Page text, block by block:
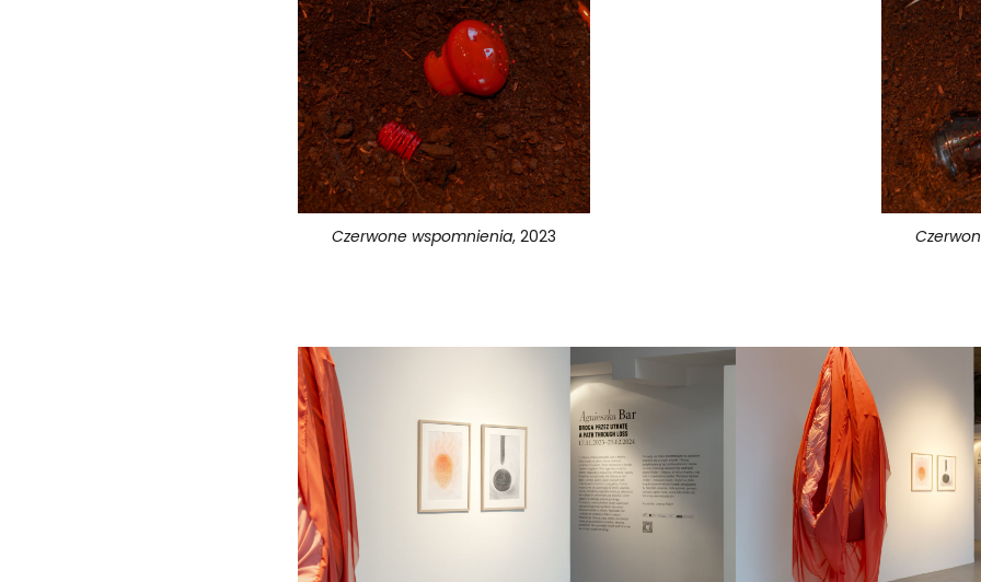
Czerwone wspomnienia, 2023